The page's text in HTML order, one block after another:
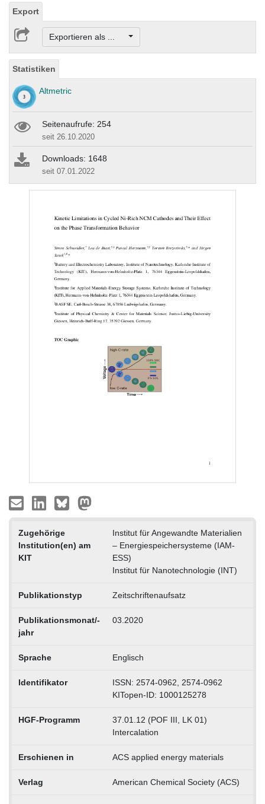
Export
Exportieren als ...
Statistiken
Altmetric
Seitenaufrufe: 254
seit 26.10.2020
Downloads: 1648
seit 07.01.2022
Zugehörige
Institution(en) am
KIT
Institut für Angewandte Materialien
– Energiespeichersysteme (IAM-
ESS)
Institut für Nanotechnologie (INT)
Publikationstyp Zeitschriftenaufsatz
Publikationsmonat/-
jahr
03.2020
Sprache Englisch
Identifikator
ISSN: 2574-0962, 2574-0962
KITopen-ID: 1000125278
HGF-Programm
37.01.12 (POF III, LK 01)
Intercalation
Erschienen in ACS applied energy materials
Verlag American Chemical Society (ACS)